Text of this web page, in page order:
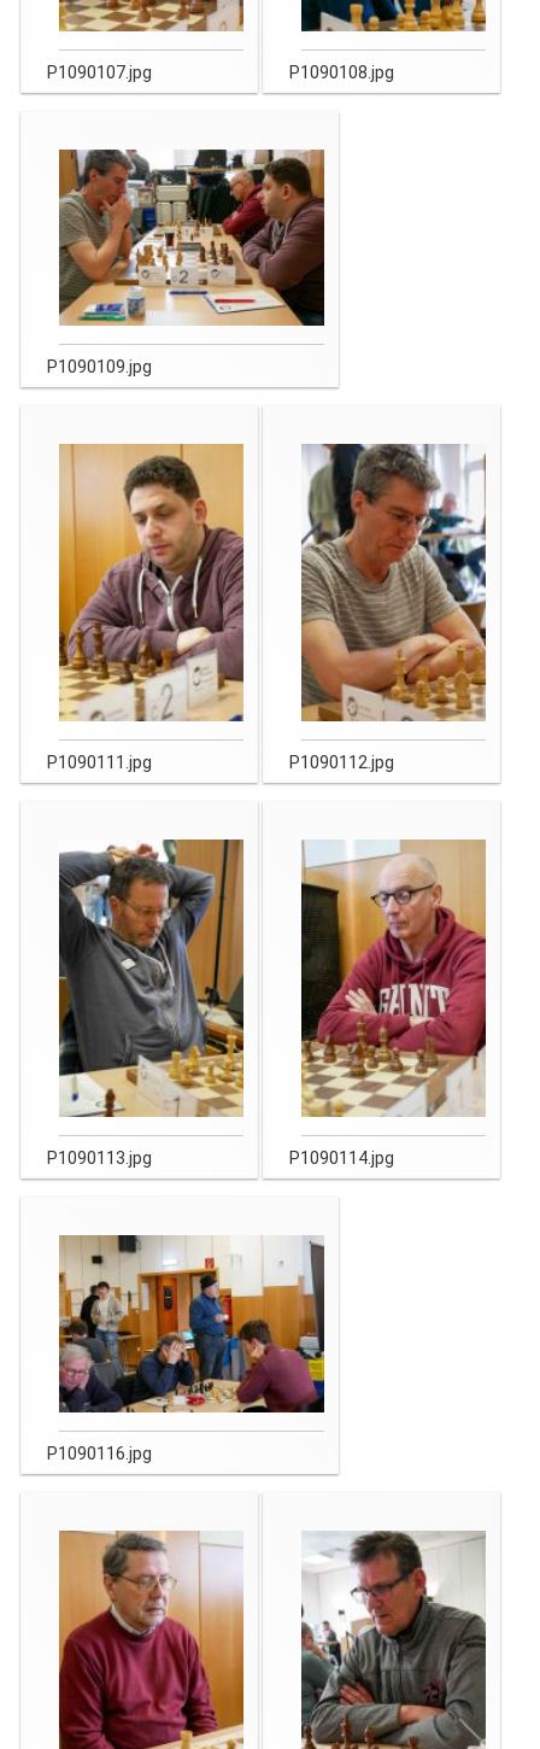
P1090107.jpg P1090108.jpg
P1090109.jpg
P1090111.jpg P1090112.jpg
P1090113.jpg P1090114.jpg
P1090116.jpg